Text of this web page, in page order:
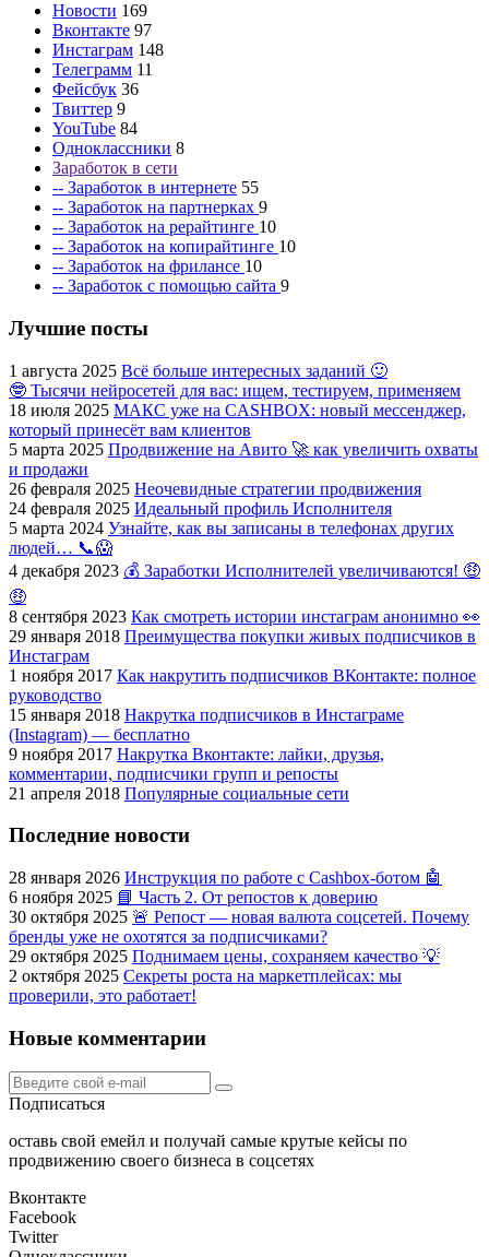
Новости 169
Вконтакте 97
Инстаграм 148
Телеграмм 11
Фейсбук 36
Твиттер 9
YouTube 84
Одноклассники 8
Заработок в сети
-- Заработок в интернете 55
-- Заработок на партнерках 9
-- Заработок на рерайтинге 10
-- Заработок на копирайтинге 10
-- Заработок на фрилансе 10
-- Заработок с помощью сайта 9
Лучшие посты
1 августа 2025 Всё больше интересных заданий 🙂
🤓 Тысячи нейросетей для вас: ищем, тестируем, применяем
18 июля 2025 МАКС уже на CASHBOX: новый мессенджер,
который принесёт вам клиентов
5 марта 2025 Продвижение на Авито 🚀 как увеличить охваты
и продажи
26 февраля 2025 Неочевидные стратегии продвижения
24 февраля 2025 Идеальный профиль Исполнителя
5 марта 2024 Узнайте, как вы записаны в телефонах других
людей… 📞😱
4 декабря 2023 💰 Заработки Исполнителей увеличиваются! 🤑
🤑
8 сентября 2023 Как смотреть истории инстаграм анонимно 👀
29 января 2018 Преимущества покупки живых подписчиков в
Инстаграм
1 ноября 2017 Как накрутить подписчиков ВКонтакте: полное
руководство
15 января 2018 Накрутка подписчиков в Инстаграме
(Instagram) — бесплатно
9 ноября 2017 Накрутка Вконтакте: лайки, друзья,
комментарии, подписчики групп и репосты
21 апреля 2018 Популярные социальные сети
Последние новости
28 января 2026 Инструкция по работе с Cashbox-ботом 🤖
6 ноября 2025 📘 Часть 2. От репостов к доверию
30 октября 2025 🚨 Репост — новая валюта соцсетей. Почему
бренды уже не охотятся за подписчиками?
29 октября 2025 Поднимаем цены, сохраняем качество 💡
2 октября 2025 Секреты роста на маркетплейсах: мы
проверили, это работает!
Новые комментарии
Подписаться
оставь свой емейл и получай самые крутые кейсы по
продвижению своего бизнеса в соцсетях
Вконтакте
Facebook
Twitter